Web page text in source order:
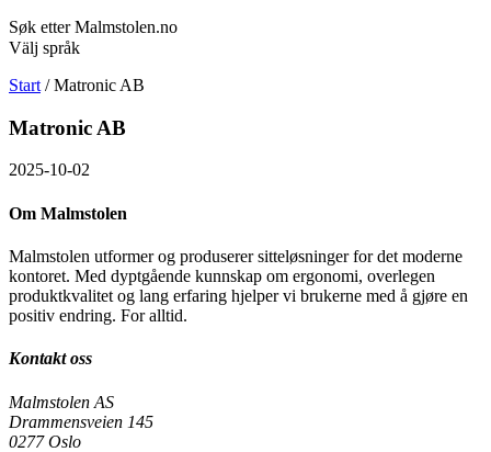
Søk etter Malmstolen.no
Välj språk
Start /Matronic AB
Matronic AB
2025-10-02
Om Malmstolen
Malmstolen utformer og produserer sitteløsninger for det moderne
kontoret. Med dyptgående kunnskap om ergonomi, overlegen
produktkvalitet og lang erfaring hjelper vi brukerne med å gjøre en
positiv endring. For alltid.
Kontakt oss
Malmstolen AS
Drammensveien 145
0277 Oslo